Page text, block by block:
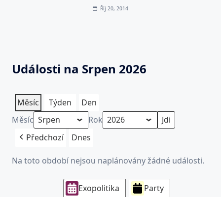
Říj 20, 2014
Události na Srpen 2026
Měsíc Týden
Den
Měsíc
Rok
Předchozí
Dnes
Na toto období nejsou naplánovány žádné události.
Exopolitika
Party